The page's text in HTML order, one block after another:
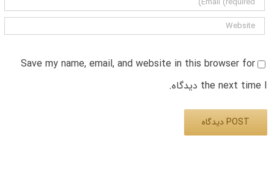
Save my name, email, and website in this browser for
the next time I دیدگاه.